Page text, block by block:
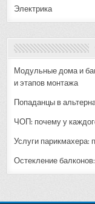
Электрика
Модульные дома и
и этапов монтажа
Попаданцы в
ЧОП: почему у
Услуги парикмахера:
Остекление